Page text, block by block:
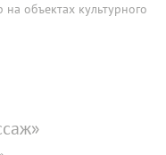
объектах культурного